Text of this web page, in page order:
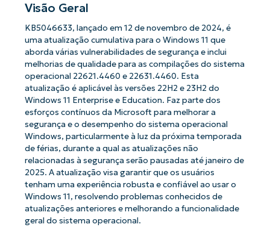
Visão Geral
KB5046633, lançado em 12 de novembro de 2024, é
uma atualização cumulativa para o Windows 11 que
aborda várias vulnerabilidades de segurança e inclui
melhorias de qualidade para as compilações do sistema
operacional 22621.4460 e 22631.4460. Esta
atualização é aplicável às versões 22H2 e 23H2 do
Windows 11 Enterprise e Education. Faz parte dos
esforços contínuos da Microsoft para melhorar a
segurança e o desempenho do sistema operacional
Windows, particularmente à luz da próxima temporada
de férias, durante a qual as atualizações não
relacionadas à segurança serão pausadas até janeiro de
2025. A atualização visa garantir que os usuários
tenham uma experiência robusta e confiável ao usar o
Windows 11, resolvendo problemas conhecidos de
atualizações anteriores e melhorando a funcionalidade
geral do sistema operacional.